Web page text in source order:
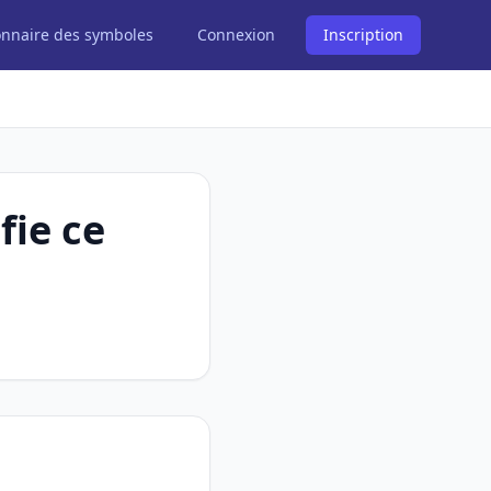
des symboles Connexion Inscription
ce